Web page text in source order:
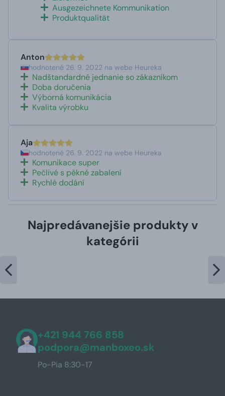
Ausgezeichnete Kommunikation
Produktqualität
Anton
hodnotené 26. 9. 2022 na webe Heureka
Nadštandardné jednanie so zákazníkom
Doba doručenia
Výborná komunikácia
Kvalita výrobku
Aja
hodnotené 26. 9. 2022 na webe Heureka
Komunikace super
Pečlivé s pěkné zabalení
Rychlé dodání
Najpredávanejšie produkty v
kategórii
+421 944 766 858
podpora@manboxeo.sk
Po-Pia 8:30-17